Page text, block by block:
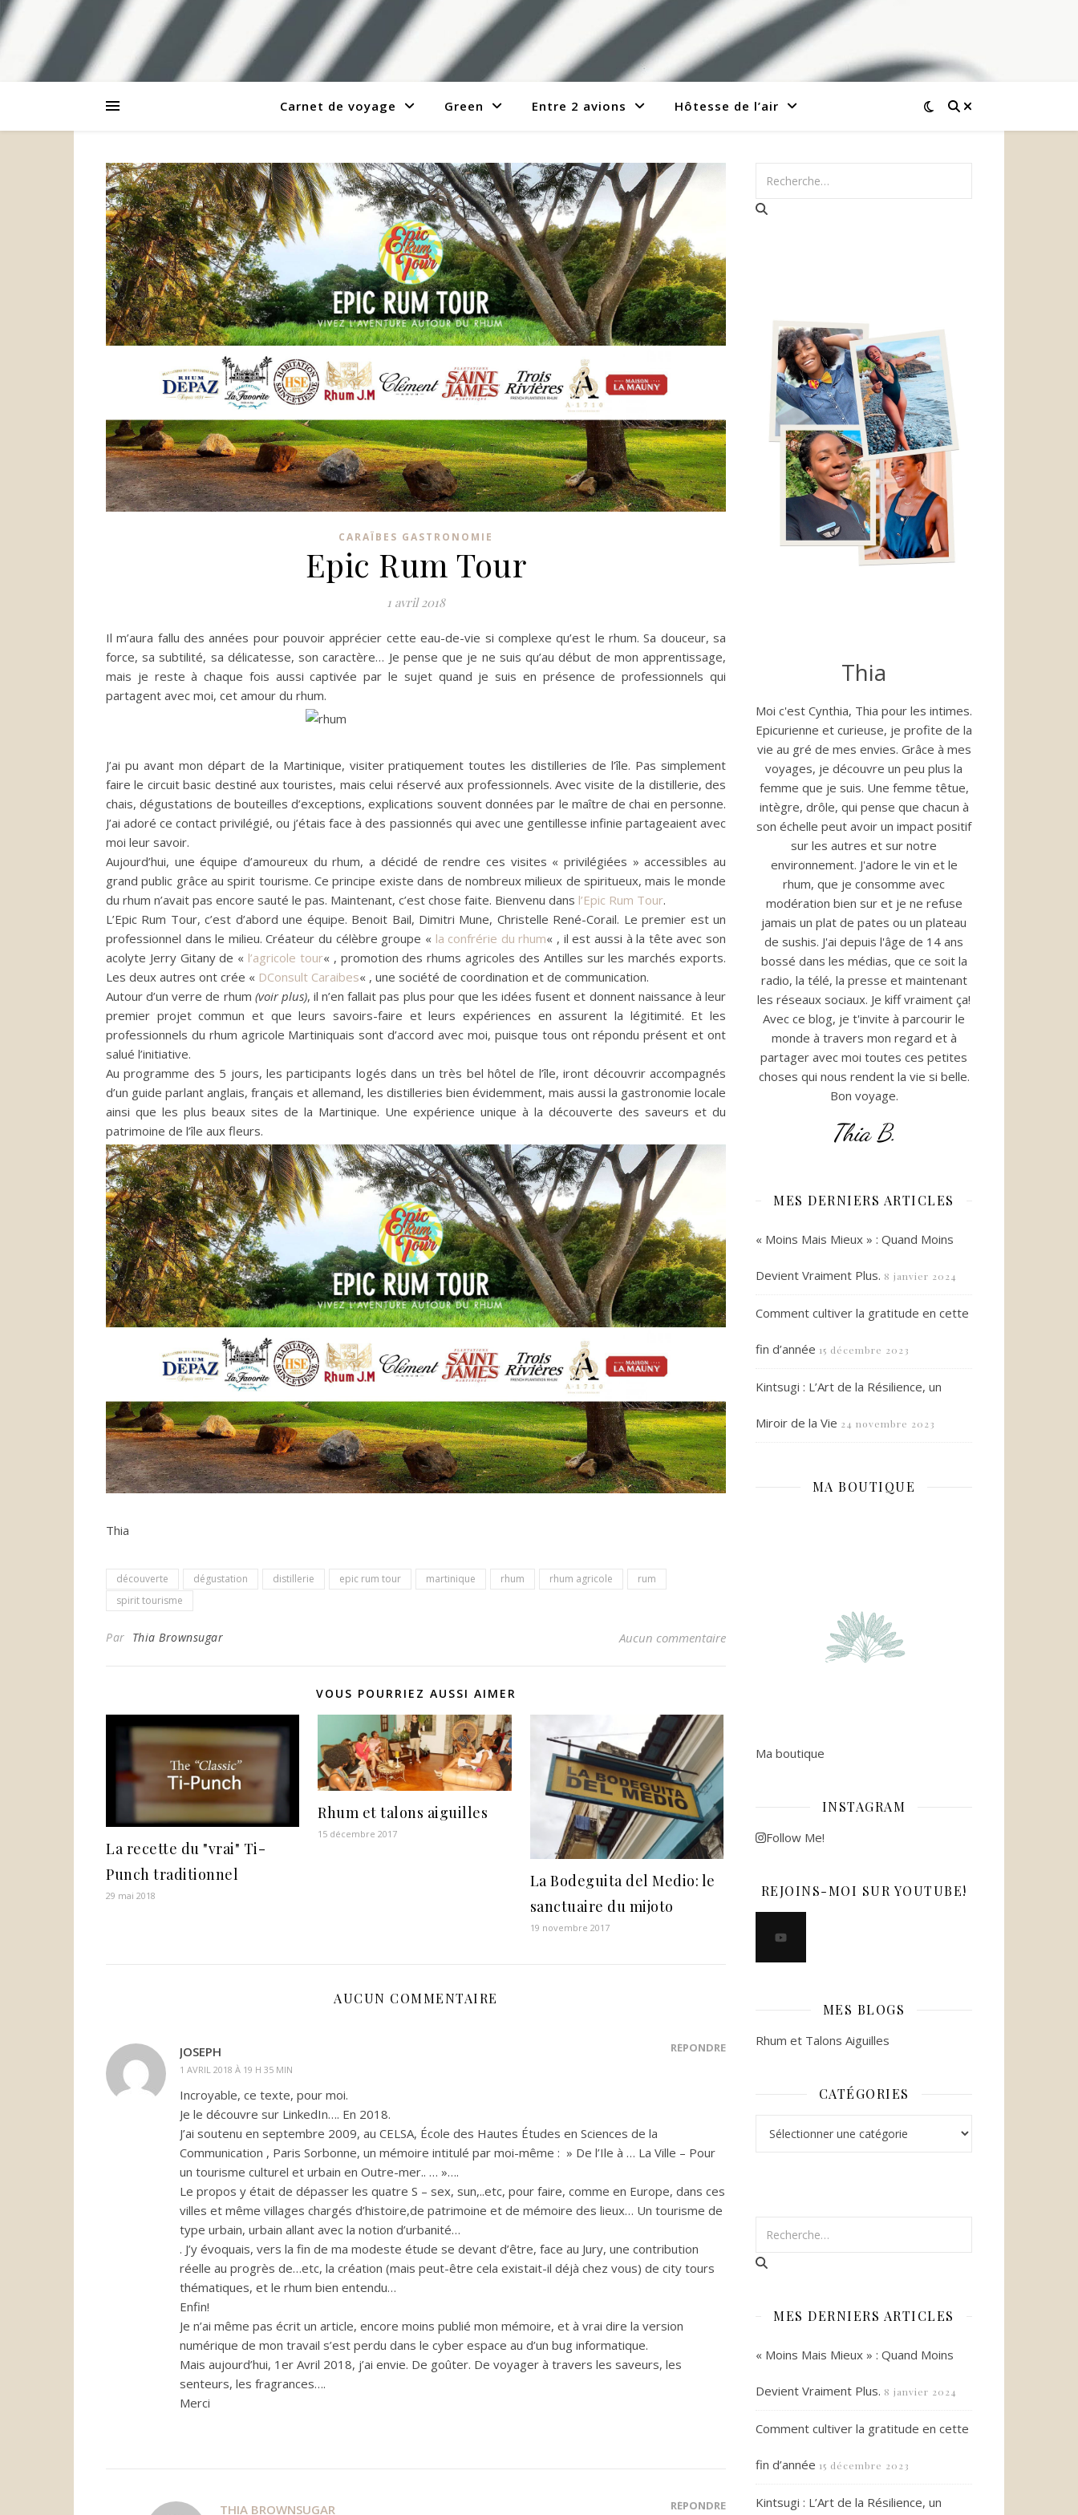
Carnet de voyage Green Entre 2 avions Hôtesse de l’air
CARAÏBES GASTRONOMIE
Epic Rum Tour
1 avril 2018
Il m’aura fallu des années pour pouvoir apprécier cette eau-de-vie si complexe qu’est le rhum. Sa douceur, sa
force, sa subtilité, sa délicatesse, son caractère… Je pense que je ne suis qu’au début de mon apprentissage,
mais je reste à chaque fois aussi captivée par le sujet quand je suis en présence de professionnels qui
partagent avec moi, cet amour du rhum.
J’ai pu avant mon départ de la Martinique, visiter pratiquement toutes les distilleries de l’île. Pas simplement
faire le circuit basic destiné aux touristes, mais celui réservé aux professionnels. Avec visite de la distillerie, des
chais, dégustations de bouteilles d’exceptions, explications souvent données par le maître de chai en personne.
J’ai adoré ce contact privilégié, ou j’étais face à des passionnés qui avec une gentillesse infinie partageaient avec
moi leur savoir.
Aujourd’hui, une équipe d’amoureux du rhum, a décidé de rendre ces visites « privilégiées » accessibles au
grand public grâce au spirit tourisme. Ce principe existe dans de nombreux milieux de spiritueux, mais le monde
du rhum n’avait pas encore sauté le pas. Maintenant, c’est chose faite. Bienvenu dans l’Epic Rum Tour.
L’Epic Rum Tour, c’est d’abord une équipe. Benoit Bail, Dimitri Mune, Christelle René-Corail. Le premier est un
professionnel dans le milieu. Créateur du célèbre groupe « la confrérie du rhum« , il est aussi à la tête avec son
acolyte Jerry Gitanyde « l’agricole tour« , promotion des rhums agricoles des Antilles sur les marchés exports.
Les deux autres ont crée « DConsult Caraibes« , une société de coordination et de communication.
Autour d’un verre de rhum (voir plus), il n’en fallait pas plus pour que les idées fusent et donnent naissance à leur
premier projet commun et que leurs savoirs-faire et leurs expériences en assurent la légitimité. Et les
professionnels du rhum agricole Martiniquais sont d’accord avec moi, puisque tous ont répondu présent et ont
salué l’initiative.
Au programme des 5 jours, les participants logés dans un très bel hôtel de l’île, iront découvrir accompagnés
d’un guide parlant anglais, français et allemand, les distilleries bien évidemment, mais aussi la gastronomie locale
ainsi que les plus beaux sites de la Martinique. Une expérience unique à la découverte des saveurs et du
patrimoine de l’île aux fleurs.
Thia
découverte dégustation distillerie epic rum tour martinique rhum rhum agricole
rum
spirit tourisme
Par Thia Brownsugar Aucun commentaire
VOUS POURRIEZ AUSSI AIMER
La recette du "vrai" Ti-
Punch traditionnel
29 mai 2018
Rhum et talons aiguilles
15 décembre 2017
La Bodeguita del Medio: le
sanctuaire du mijoto
19 novembre 2017
AUCUN COMMENTAIRE
JOSEPH
1 AVRIL 2018 À 19 H 35 MIN
RÉPONDRE
Incroyable, ce texte, pour moi.
Je le découvre sur LinkedIn…. En 2018.
J’ai soutenu en septembre 2009, au CELSA, École des Hautes Études en Sciences de la
Communication , Paris Sorbonne, un mémoire intitulé par moi-même : » De l’Ile à … La Ville – Pour
un tourisme culturel et urbain en Outre-mer.. … »….
Le propos y était de dépasser les quatre S – sex, sun,..etc, pour faire, comme en Europe, dans ces
villes et même villages chargés d’histoire,de patrimoine et de mémoire des lieux… Un tourisme de
type urbain, urbain allant avec la notion d’urbanité…
. J’y évoquais, vers la fin de ma modeste étude se devant d’être, face au Jury, une contribution
réelle au progrès de…etc, la création (mais peut-être cela existait-il déjà chez vous) de city tours
thématiques, et le rhum bien entendu…
Enfin!
Je n’ai même pas écrit un article, encore moins publié mon mémoire, et à vrai dire la version
numérique de mon travail s’est perdu dans le cyber espace au d’un bug informatique.
Mais aujourd’hui, 1er Avril 2018, j’ai envie. De goûter. De voyager à travers les saveurs, les
senteurs, les fragrances….
Merci
THIA BROWNSUGAR RÉPONDRE
Thia
Moi c'est Cynthia, Thia pour les intimes.
Epicurienne et curieuse, je profite de la
vie au gré de mes envies. Grâce à mes
voyages, je découvre un peu plus la
femme que je suis. Une femme têtue,
intègre, drôle, qui pense que chacun à
son échelle peut avoir un impact positif
sur les autres et sur notre
environnement. J'adore le vin et le
rhum, que je consomme avec
modération bien sur et je ne refuse
jamais un plat de pates ou un plateau
de sushis. J'ai depuis l'âge de 14 ans
bossé dans les médias, que ce soit la
radio, la télé, la presse et maintenant
les réseaux sociaux. Je kiff vraiment ça!
Avec ce blog, je t'invite à parcourir le
monde à travers mon regard et à
partager avec moi toutes ces petites
choses qui nous rendent la vie si belle.
Bon voyage.
Thia B.
MES DERNIERS ARTICLES
« Moins Mais Mieux » : Quand Moins
Devient Vraiment Plus. 8 janvier 2024
Comment cultiver la gratitude en cette
fin d’année 15 décembre 2023
Kintsugi : L’Art de la Résilience, un
Miroir de la Vie 24 novembre 2023
MA BOUTIQUE
Ma boutique
INSTAGRAM
Follow Me!
REJOINS-MOI SUR YOUTUBE!
MES BLOGS
Rhum et Talons Aiguilles
CATÉGORIES
MES DERNIERS ARTICLES
« Moins Mais Mieux » : Quand Moins
Devient Vraiment Plus. 8 janvier 2024
Comment cultiver la gratitude en cette
fin d’année 15 décembre 2023
Kintsugi : L’Art de la Résilience, un